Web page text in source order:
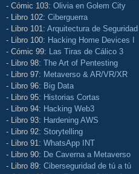
- Cómic 103: Olivia en Golem City
- Libro 102: Ciberguerra
- Libro 101: Arquitectura de Seguridad
- Libro 100: Hacking Home Devices I
- Cómic 99: Las Tiras de Cálico 3
- Libro 98: The Art of Pentesting
- Libro 97: Metaverso & AR/VR/XR
- Libro 96: Big Data
- Libro 95: Historias Cortas
- Libro 94: Hacking Web3
- Libro 93: Hardening AWS
- Libro 92: Storytelling
- Libro 91: WhatsApp INT
- Libro 90: De Caverna a Metaverso
- Libro 89: Ciberseguridad de tú a tú